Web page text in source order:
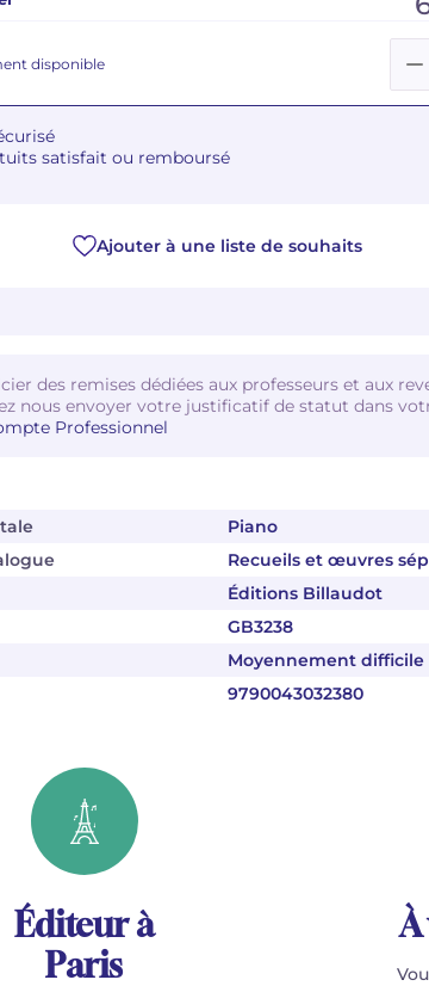
Piano
Recueils et œuvres
Éditions Billaudot
GB3238
Moyennement difficile
9790043032380
disponible
satisfait ou remboursé
Ajouter à une liste de souhaits
des remises dédiées aux professeurs et aux
nous envoyer votre justificatif de statut dans
Professionnel
Éditeur à
Paris
À